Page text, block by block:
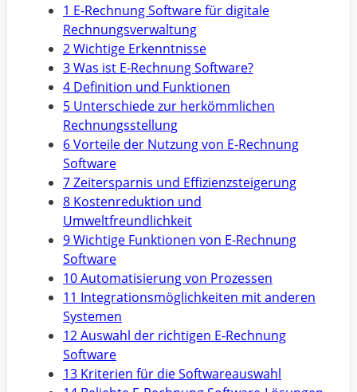
1 E-Rechnung Software für digitale
Rechnungsverwaltung
2 Wichtige Erkenntnisse
3 Was ist E-Rechnung Software?
4 Definition und Funktionen
5 Unterschiede zur herkömmlichen
Rechnungsstellung
6 Vorteile der Nutzung von E-Rechnung
Software
7 Zeitersparnis und Effizienzsteigerung
8 Kostenreduktion und
Umweltfreundlichkeit
9 Wichtige Funktionen von E-Rechnung
Software
10 Automatisierung von Prozessen
11 Integrationsmöglichkeiten mit anderen
Systemen
12 Auswahl der richtigen E-Rechnung
Software
13 Kriterien für die Softwareauswahl